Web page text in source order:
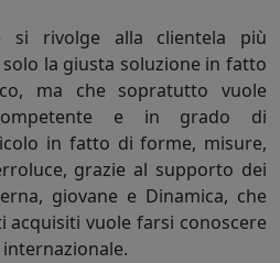
si rivolge alla clientela più
la giusta soluzione in fatto
ma che sopratutto vuole
e in grado di
in fatto di forme, misure,
grazie al supporto dei
giovane e Dinamica, che
acquisiti vuole farsi conoscere